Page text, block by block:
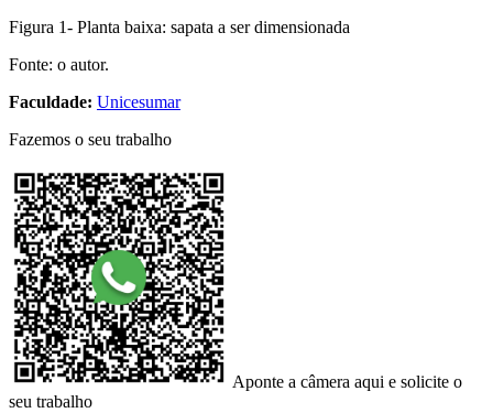
Figura 1- Planta baixa: sapata a ser dimensionada
Fonte: o autor.
Faculdade: Unicesumar
Fazemos o seu trabalho
Aponte a câmera aqui e solicite o
seu trabalho